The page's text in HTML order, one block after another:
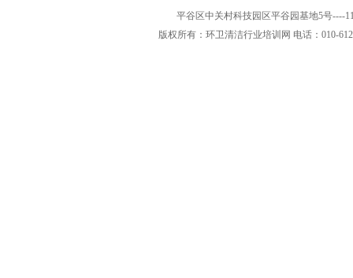
平谷区中关村科技园区平谷园基地5号----
版权所有：环卫清洁行业培训网 电话：010-